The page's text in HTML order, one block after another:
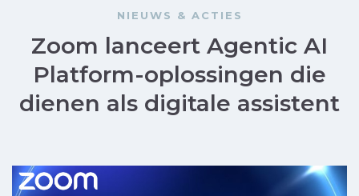
NIEUWS & ACTIES
Zoom lanceert Agentic AI
Platform-oplossingen die
dienen als digitale assistent